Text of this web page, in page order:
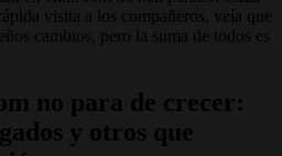
visita a los compañeros, veía que
cambios, pero la suma de todos es
no para de crecer:
y otros que